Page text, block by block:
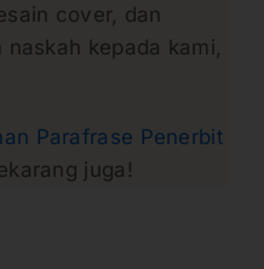
cover, dan
kepada kami,
Parafrase Penerbit
juga!